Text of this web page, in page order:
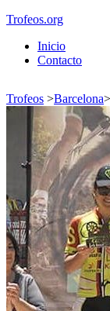
Trofeos.org
Inicio
Contacto
Trofeos >Barcelona>